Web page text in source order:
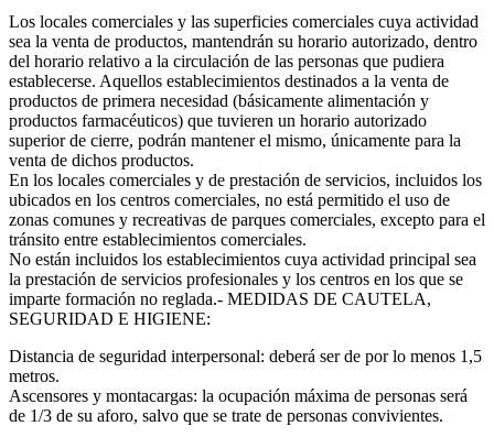
Los locales comerciales y las superficies comerciales cuya actividad
sea la venta de productos, mantendrán su horario autorizado, dentro
del horario relativo a la circulación de las personas que pudiera
establecerse. Aquellos establecimientos destinados a la venta de
productos de primera necesidad (básicamente alimentación y
productos farmacéuticos) que tuvieren un horario autorizado
superior de cierre, podrán mantener el mismo, únicamente para la
venta de dichos productos.
En los locales comerciales y de prestación de servicios, incluidos los
ubicados en los centros comerciales, no está permitido el uso de
zonas comunes y recreativas de parques comerciales, excepto para el
tránsito entre establecimientos comerciales.
No están incluidos los establecimientos cuya actividad principal sea
la prestación de servicios profesionales y los centros en los que se
imparte formación no reglada.- MEDIDAS DE CAUTELA,
SEGURIDAD E HIGIENE:
Distancia de seguridad interpersonal: deberá ser de por lo menos 1,5
metros.
Ascensores y montacargas: la ocupación máxima de personas será
de 1/3 de su aforo, salvo que se trate de personas convivientes.